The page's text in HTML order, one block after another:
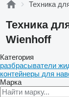
Техника
Техника
Wienhoff
Категория
разбрасыватели
контейнеры для
Марка